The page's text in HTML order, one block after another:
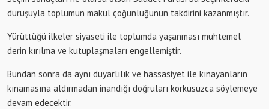
duruşuyla toplumun makul çoğunluğunun takdirini kazanmıştır.
Yürüttüğü ilkeler siyaseti ile toplumda yaşanması muhtemel
derin kırılma ve kutuplaşmaları engellemiştir.
Bundan sonra da aynı duyarlılık ve hassasiyet ile kınayanların
kınamasına aldırmadan inandığı doğruları korkusuzca söylemeye
devam edecektir.